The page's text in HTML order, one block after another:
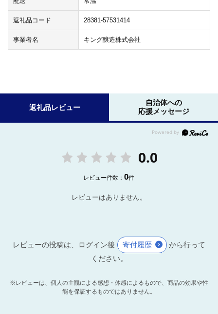
返礼品コード 28381-57531414
事業者名 キング醸造株式会社
返礼品レビュー
自治体への
応援メッセージ
0.0
レビュー件数：0件
レビューはありません。
レビューの投稿は、ログイン後 寄付履歴
から行って
ください。
※レビューは、個人の主観による感想・体感によるもので、商品の効果や性
能を保証するものではありません。